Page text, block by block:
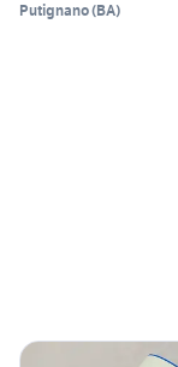
Putignano(BA)